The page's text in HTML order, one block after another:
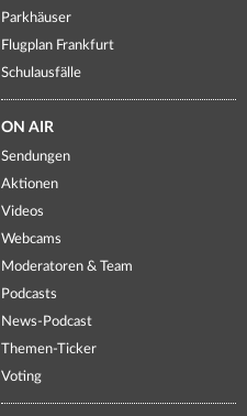
Parkhäuser
Flugplan Frankfurt
Schulausfälle
ON AIR
Sendungen
Aktionen
Videos
Webcams
Moderatoren & Team
Podcasts
News-Podcast
Themen-Ticker
Voting